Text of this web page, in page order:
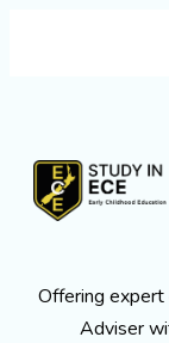
Offering expert
Adviser